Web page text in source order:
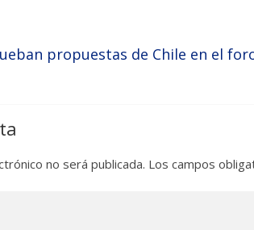
propuestas de Chile en el
no será publicada. Los campos